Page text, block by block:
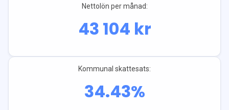
Nettolön per månad:
43 104 kr
Kommunal skattesats:
34.43%